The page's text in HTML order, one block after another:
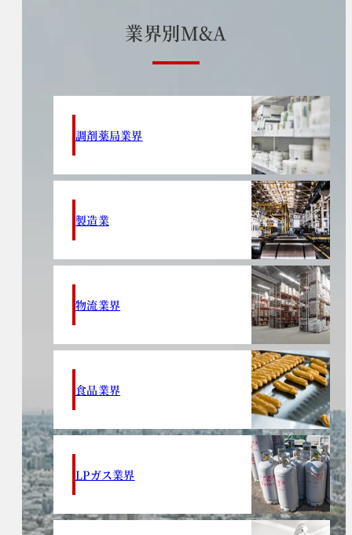
業界別M&A
調剤薬局業界
製造業
物流業界
食品業界
LPガス業界